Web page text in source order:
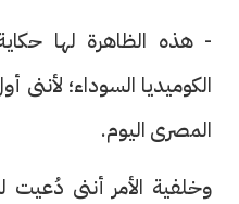
- هذه الظاهرة لها
الكوميديا السوداء؛
المصرى اليوم.
وخلفية الأمر أننى